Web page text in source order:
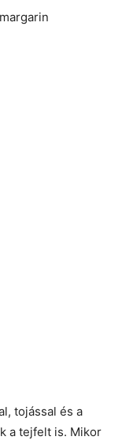
tojással és a
a tejfelt is. Mikor